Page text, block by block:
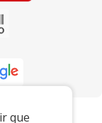
que
o